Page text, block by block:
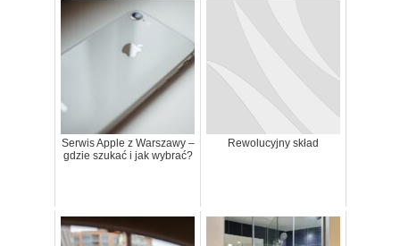
Serwis Apple z Warszawy –
gdzie szukać i jak wybrać?
Rewolucyjny skład